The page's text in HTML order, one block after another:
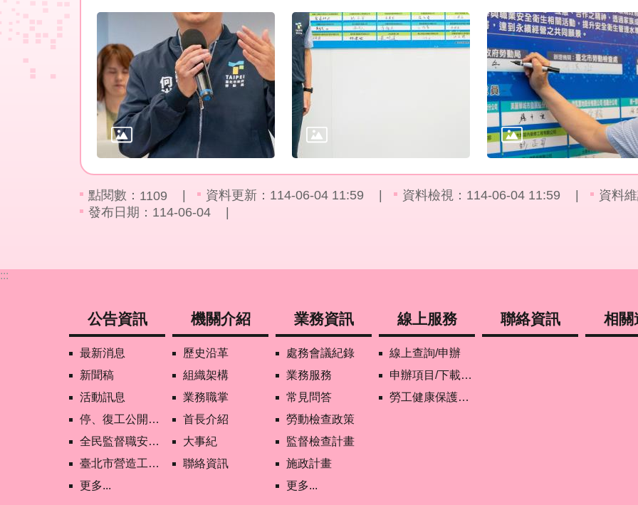
點閱數： 1109 資料更新：114-06-04 11:59 資料檢視：114-06-04 11:59
資料
發布日期：114-06-04
:::
公告資訊
最新消息
新聞稿
活動訊息
停、復工公開資訊查詢
全民監督職安地圖
臺北市營造工地自主管理稽核施行專區及聯盟定期會議相關資料
更多...
機關介紹
歷史沿革
組織架構
業務職掌
首長介紹
大事紀
聯絡資訊
業務資訊
處務會議紀錄
業務服務
常見問答
勞動檢查政策
監督檢查計畫
施政計畫
更多...
線上服務
線上查詢/申辦
申辦項目/下載表格
勞工健康保護管理報備資訊網
聯絡資訊 相關